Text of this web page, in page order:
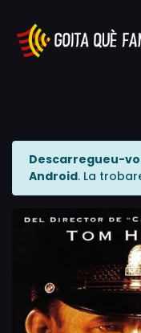
Descarregueu-
Android. La